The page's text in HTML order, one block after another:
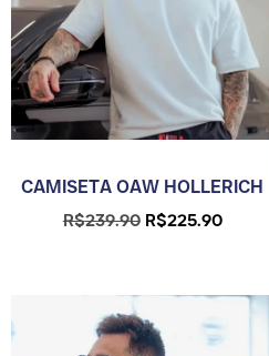
CAMISETA OAW HOLLERICH
R$239.90 R$225.90